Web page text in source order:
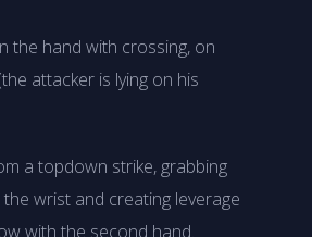
the hand with crossing, on
attacker is lying on his
a topdown strike, grabbing
wrist and creating leverage
with the second hand.